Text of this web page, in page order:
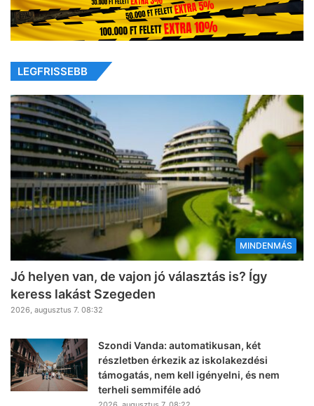
LEGFRISSEBB
MINDENMÁS
Jó helyen van, de vajon jó választás is? Így
keress lakást Szegeden
2026, augusztus 7. 08:32
Szondi Vanda: automatikusan, két
részletben érkezik az iskolakezdési
támogatás, nem kell igényelni, és nem
terheli semmiféle adó